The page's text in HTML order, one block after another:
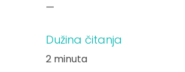
—
Dužina čitanja
2 minuta